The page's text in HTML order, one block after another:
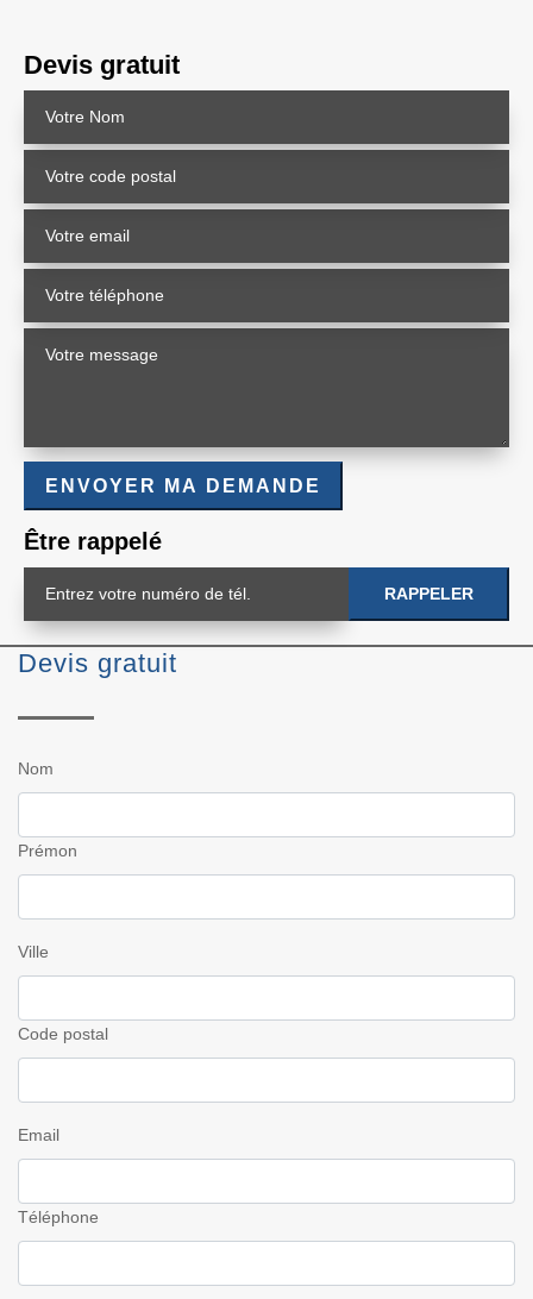
Devis gratuit
Être rappelé
Devis gratuit
Nom
Prémon
Ville
Code postal
Email
Téléphone